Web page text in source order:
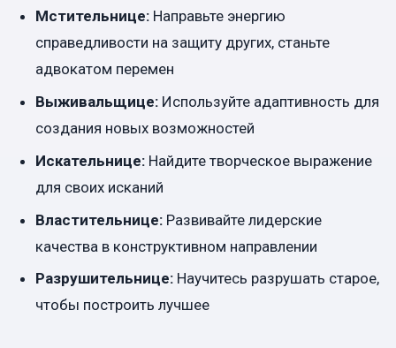
Мстительнице: Направьте энергию
справедливости на защиту других, станьте
адвокатом перемен
Выживальщице: Используйте адаптивность для
создания новых возможностей
Искательнице: Найдите творческое выражение
для своих исканий
Властительнице: Развивайте лидерские
качества в конструктивном направлении
Разрушительнице: Научитесь разрушать старое,
чтобы построить лучшее